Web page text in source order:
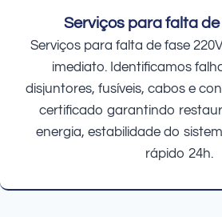
Serviços para falta
Serviços para falta de fase
imediato. Identificamos
disjuntores, fusíveis, cabos e
certificado garantindo
energia, estabilidade do
rápido 24h.